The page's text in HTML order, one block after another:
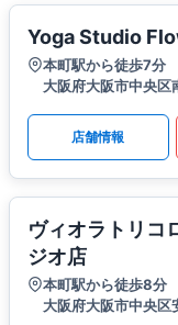
Yoga Studio
本町駅から徒歩7分
大阪府大阪市中央
店舗情報
ヴィオラトリコ
ジオ店
本町駅から徒歩8分
大阪府大阪市中央